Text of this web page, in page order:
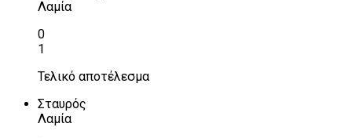
Λαμία
0
1
Τελικό αποτέλεσμα
Σταυρός
Λαμία